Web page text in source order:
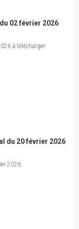
02 février 2026
à télécharger
du 20 février 2026
2026